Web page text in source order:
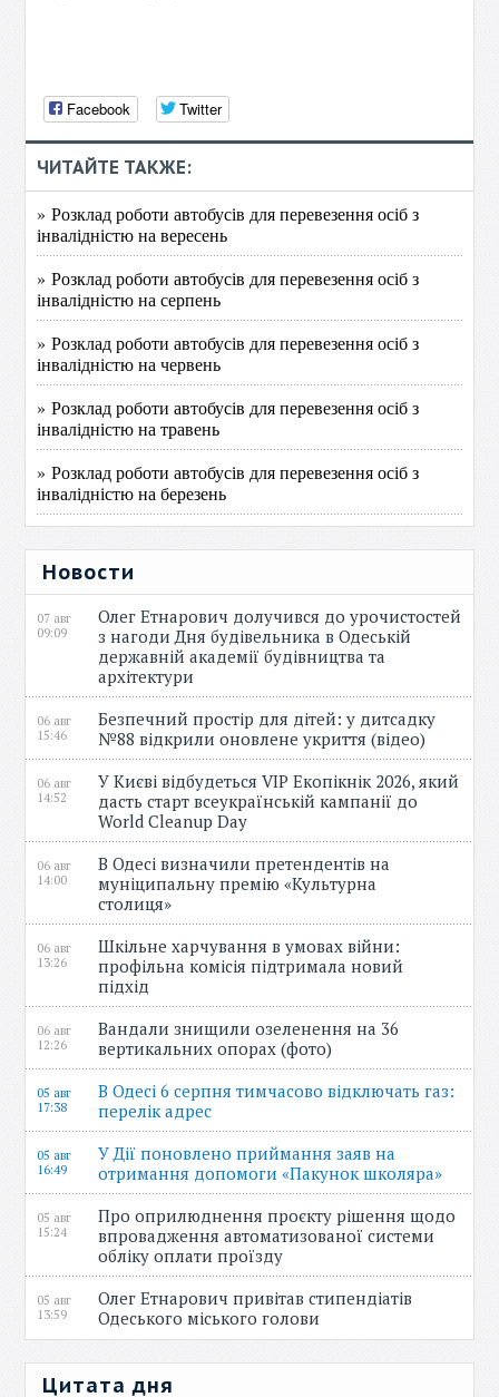
Facebook Twitter
ЧИТАЙТЕ ТАКЖЕ:
» Розклад роботи автобусів для перевезення осіб з
інвалідністю на вересень
» Розклад роботи автобусів для перевезення осіб з
інвалідністю на серпень
» Розклад роботи автобусів для перевезення осіб з
інвалідністю на червень
» Розклад роботи автобусів для перевезення осіб з
інвалідністю на травень
» Розклад роботи автобусів для перевезення осіб з
інвалідністю на березень
Новости
07 авг
09:09
Олег Етнарович долучився до урочистостей
з нагоди Дня будівельника в Одеській
державній академії будівництва та
архітектури
06 авг
15:46
Безпечний простір для дітей: у дитсадку
№88 відкрили оновлене укриття (відео)
06 авг
14:52
У Києві відбудеться VIP Екопікнік 2026, який
дасть старт всеукраїнській кампанії до
World Cleanup Day
06 авг
14:00
В Одесі визначили претендентів на
муніципальну премію «Культурна
столиця»
06 авг
13:26
Шкільне харчування в умовах війни:
профільна комісія підтримала новий
підхід
06 авг
12:26
Вандали знищили озеленення на 36
вертикальних опорах (фото)
05 авг
17:38
В Одесі 6 серпня тимчасово відключать газ:
перелік адрес
05 авг
16:49
У Дії поновлено приймання заяв на
отримання допомоги «Пакунок школяра»
05 авг
15:24
Про оприлюднення проєкту рішення щодо
впровадження автоматизованої системи
обліку оплати проїзду
05 авг
13:59
Олег Етнарович привітав стипендіатів
Одеського міського голови
Цитата дня